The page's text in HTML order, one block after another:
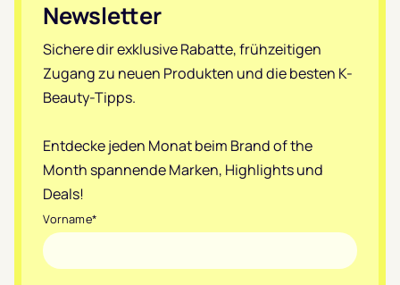
Newsletter
Sichere dir exklusive Rabatte, frühzeitigen
Zugang zu neuen Produkten und die besten K-
Beauty-Tipps.
Entdecke jeden Monat beim Brand of the
Month spannende Marken, Highlights und
Deals!
Vorname*